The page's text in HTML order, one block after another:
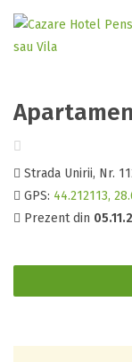
Strada Unirii, Nr.
GPS: 44.212113,
Prezent din